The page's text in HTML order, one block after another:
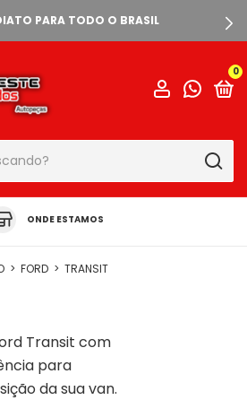
PARA TODO O BRASIL
0
ONDE ESTAMOS
> FORD > TRANSIT
Transit com
para
da sua van.